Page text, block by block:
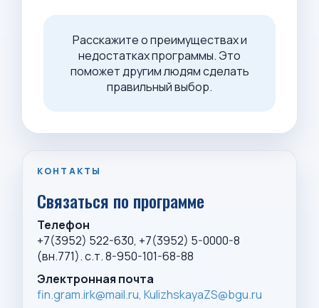
Расскажите о преимуществах и
недостатках программы. Это
поможет другим людям сделать
правильный выбор.
КОНТАКТЫ
Связаться по программе
Телефон
+7(3952) 522-630, +7(3952) 5-0000-8
(вн.771). с.т. 8-950-101-68-88
Электронная почта
fin.gram.irk@mail.ru, KulizhskayaZS@bgu.ru